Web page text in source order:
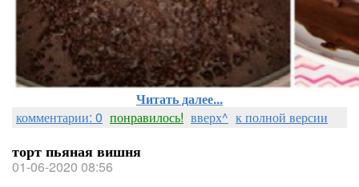
Читать далее...
комментарии: 0 понравилось! вверх^ к полной версии
торт пьяная вишня
01-06-2020 08:56